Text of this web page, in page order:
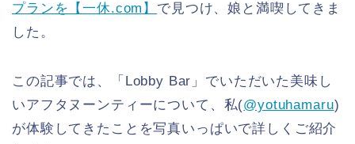
プランを【一休.com】 で見つけ、娘と満喫してきま
した。
この記事では、「Lobby Bar」でいただいた美味し
いアフタヌーンティーについて、私(@yotuhamaru)
が体験してきたことを写真いっぱいで詳しくご紹介